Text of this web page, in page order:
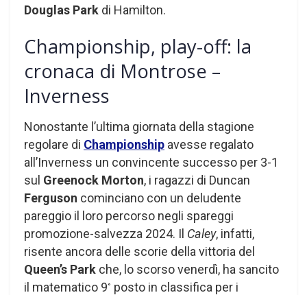
Douglas Park di Hamilton.
Championship, play-off: la
cronaca di Montrose –
Inverness
Nonostante l’ultima giornata della stagione
regolare di Championship avesse regalato
all’Inverness un convincente successo per 3-1
sul Greenock Morton, i ragazzi di Duncan
Ferguson cominciano con un deludente
pareggio il loro percorso negli spareggi
promozione-salvezza 2024. Il Caley, infatti,
risente ancora delle scorie della vittoria del
Queen’s Park che, lo scorso venerdì, ha sancito
il matematico 9° posto in classifica per i